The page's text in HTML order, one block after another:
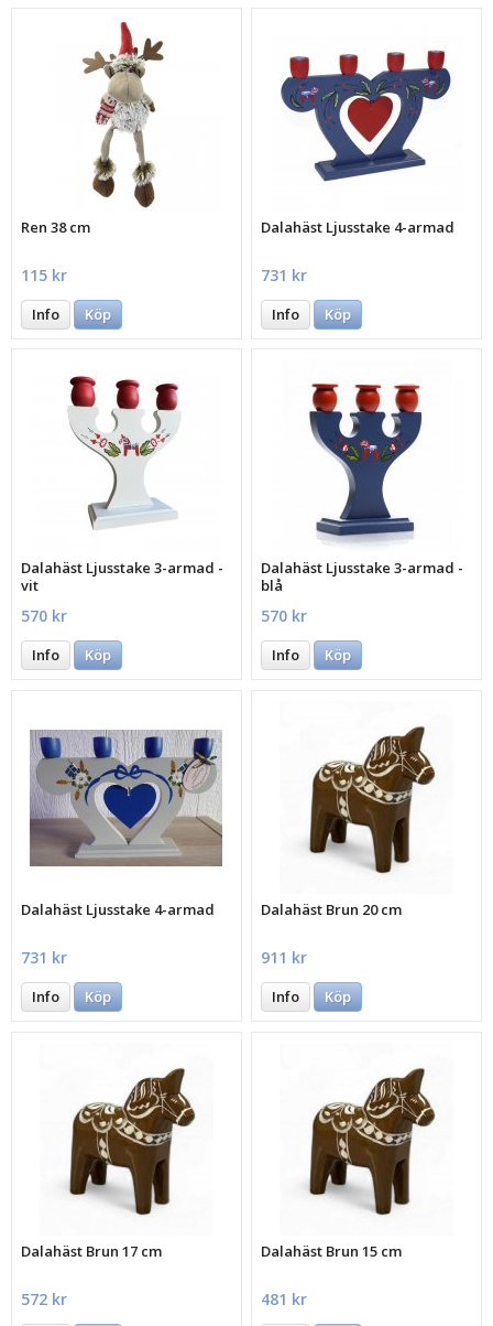
Ren 38 cm
115 kr
Info Köp
Dalahäst Ljusstake 4-armad
731 kr
Info Köp
Dalahäst Ljusstake 3-armad -
vit
570 kr
Info Köp
Dalahäst Ljusstake 3-armad -
blå
570 kr
Info Köp
Dalahäst Ljusstake 4-armad
731 kr
Info Köp
Dalahäst Brun 20 cm
911 kr
Info Köp
Dalahäst Brun 17 cm
572 kr
Dalahäst Brun 15 cm
481 kr